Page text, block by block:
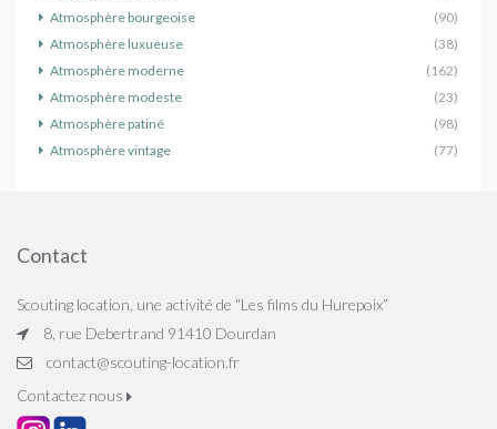
Atmosphère bourgeoise
(90)
Atmosphère luxueuse
(38)
Atmosphère moderne
(162)
Atmosphère modeste
(23)
Atmosphère patiné
(98)
Atmosphère vintage
(77)
Contact
Scouting location, une activité de “Les films du Hurepoix”
8, rue Debertrand 91410 Dourdan
contact@scouting-location.fr
Contactez nous